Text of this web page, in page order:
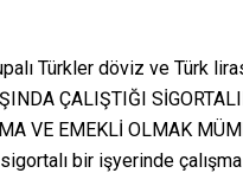
Türkler döviz ve Türk
ÇALIŞTIĞI
VE EMEKLİ OLMAK
bir işyerinde